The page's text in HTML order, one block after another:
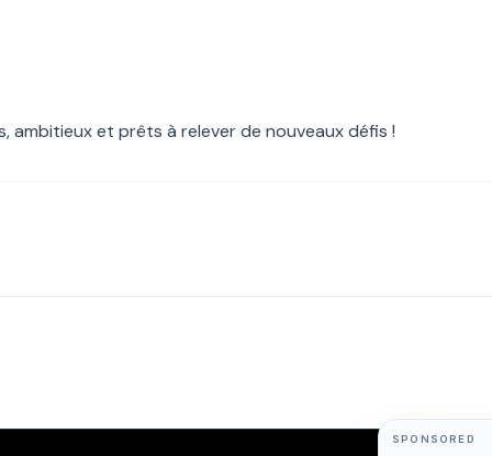
et prêts à relever de nouveaux défis !
SPONSORED